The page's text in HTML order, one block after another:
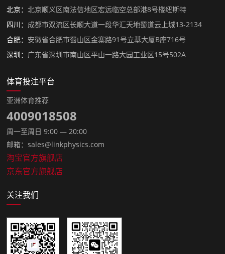
北京：北京顺义区南法信地区宏远临空总部港8号楼纽斯特
四川： 成都市双流区长顺大道一段华汇天地蜀道云上城13-2134
合肥： 安徽省合肥市蜀山区金寨路91号立基大厦B座716号
深圳： 广东省深圳市南山区平山一路大园工业区15号502A
体育投注平台
亚洲体育推荐
4009018508
周一至周日 9:00 — 20:00
邮箱：sales@linkphysics.com
淘宝官方旗舰店
京东官方旗舰店
关注我们